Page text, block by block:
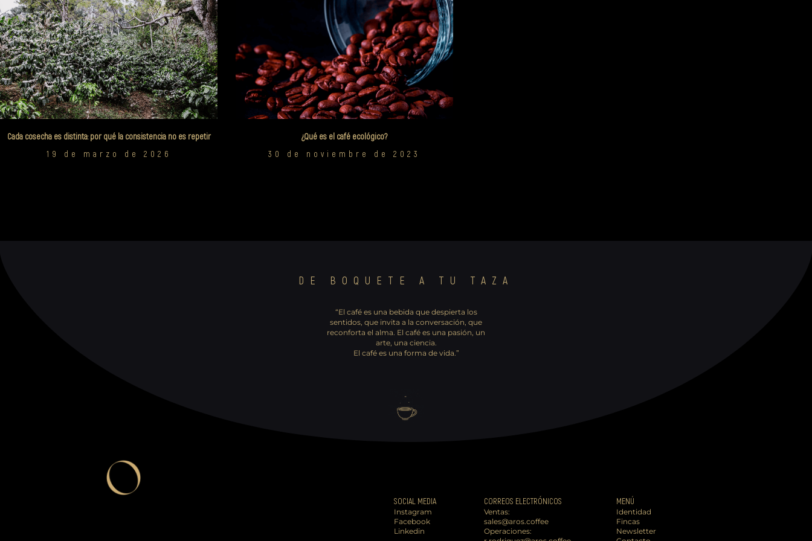
Cada cosecha es distinta: por qué la consistencia no es repetir
19 de marzo de 2026
¿Qué es el café ecológico?
30 de noviembre de 2023
DE BOQUETE A TU TAZA
“El café es una bebida que despierta los
sentidos, que invita a la conversación, que
reconforta el ​alma. El café es una pasión, un
arte, una ciencia.
El café es una forma de vida.”
SOCIAL MEDIA
Instagram
Facebook
Linkedin
CORREOS ELECTRÓNICOS
Ventas:
sales@aros.coffee
Operaciones:
MENÚ
Identidad
Fincas
Newsletter